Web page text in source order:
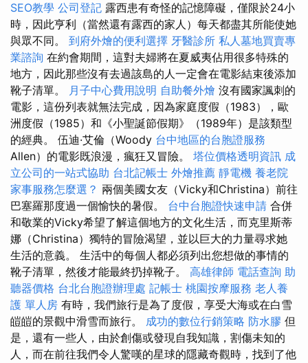
SEO教學 公司登記 露西患有奇怪的記憶障礙，僅限於24小
時，因此亨利（當然還有露西的家人）每天都盡其所能使她
與眾不同。 到府外燴的便利選擇 牙醫診所 私人墓地買賣專
業諮詢 在約會期間，這對夫婦將在夏威夷佔用很多特殊的
地方，因此那些沒有去過該島的人一定會在電影結束後添加
靴子清單。 月子中心費用說明 自助餐外燴 沒有國家諷刺的
電影，這份列表就無法完成，因為家庭度假（1983），歐
洲度假（1985）和《小聖誕節假期》（1989年）是該類型
的經典。 伍迪·艾倫（Woody 台中地區的台胞證服務
Allen）的電影既浪漫，瘋狂又冒險。 塔位價格透明資訊 成
立公司的一站式協助 台北記帳士 外燴推薦 靜電機 養老院
家事服務怎麼選？ 兩個美國女友（Vicky和Christina）前往
巴塞羅那度過一個愉快的暑假。 台中台胞證快速申請 合併
和敬業的Vicky希望了解這個地方的文化生活，而克里斯蒂
娜（Christina）獨特的冒險渴望，並以巨大的力量尋求她
生活的意義。 生活中的每個人都必須列出您想做的事情的
靴子清單，然後才能最終扔掉靴子。 高雄律師 電話查詢 助
聽器價格 台北台胞證辦理處 記帳士 桃園按摩服務 老人養
護 單人房 有時，我們旅行是為了度假，享受大海或在白雪
皚皚的景觀中滑雪而旅行。 成功的數位行銷策略 防水膠 但
是，還有一些人，由於創傷或發現自我知識，割傷未知的
人，而在前往我們令人驚嘆的星球的隱藏奇觀時，找到了他